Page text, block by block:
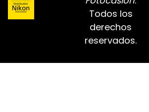
Todos los
derechos
reservados.